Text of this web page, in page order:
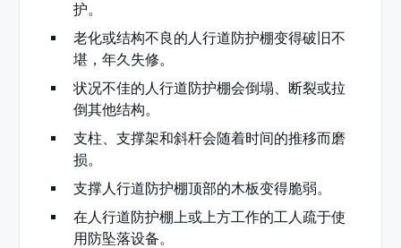
护。
老化或结构不良的人行道防护棚变得破旧不
堪，年久失修。
状况不佳的人行道防护棚会倒塌、断裂或拉
倒其他结构。
支柱、支撑架和斜杆会随着时间的推移而磨
损。
支撑人行道防护棚顶部的木板变得脆弱。
在人行道防护棚上或上方工作的工人疏于使
用防坠落设备。